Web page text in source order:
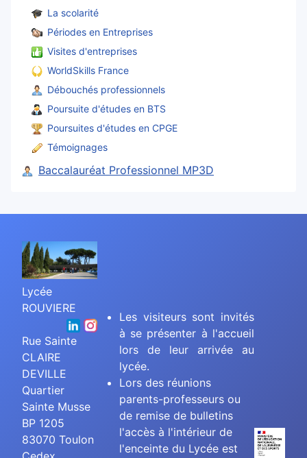
La scolarité
Périodes en Entreprises
Visites d'entreprises
WorldSkills France
Débouchés professionnels
Poursuite d'études en BTS
Poursuites d'études en CPGE
Témoignages
Baccalauréat Professionnel MP3D
Lycée
ROUVIERE
Rue Sainte
CLAIRE
DEVILLE
Quartier
Sainte Musse
BP 1205
83070 Toulon
Les visiteurs sont invités
à se présenter à l'accueil
lors de leur arrivée au
lycée.
Lors des réunions
parents-professeurs ou
de remise de bulletins
l'accès à l'intérieur de
l'enceinte du Lycée est